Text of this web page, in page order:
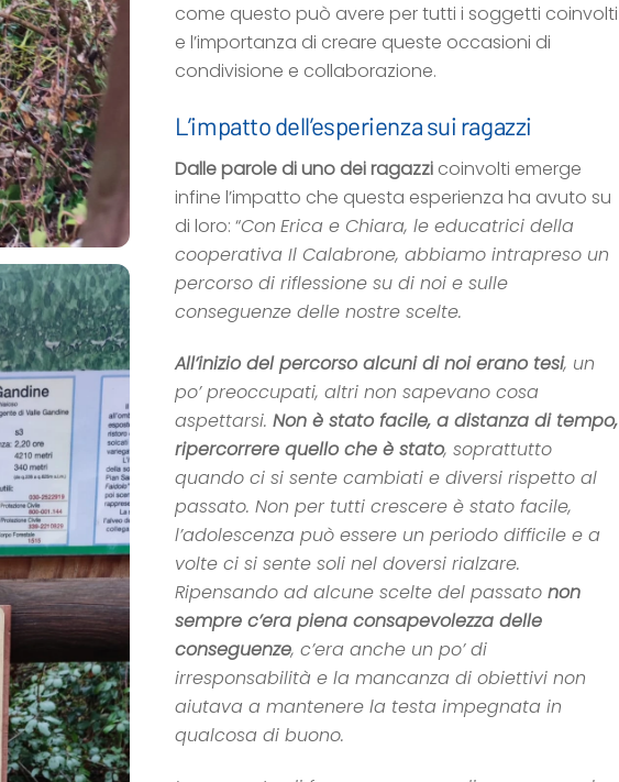
come questo può avere per tutti i soggetti coinvolti
e l’importanza di creare queste occasioni di
condivisione e collaborazione.
L’impatto dell’esperienza sui ragazzi
Dalle parole di uno dei ragazzi coinvolti emerge
infine l’impatto che questa esperienza ha avuto su
di loro: “Con Erica e Chiara, le educatrici della
cooperativa Il Calabrone, abbiamo intrapreso un
percorso di riflessione su di noi e sulle
conseguenze delle nostre scelte.
All’inizio del percorso alcuni di noi erano tesi, un
po’ preoccupati, altri non sapevano cosa
aspettarsi.Non è stato facile, a distanza di tempo,
ripercorrere quello che è stato, soprattutto
quando ci si sente cambiati e diversi rispetto al
passato. Non per tutti crescere è stato facile,
l’adolescenza può essere un periodo difficile e a
volte ci si sente soli nel doversi rialzare.
Ripensando ad alcune scelte del passatonon
sempre c’era piena consapevolezza delle
conseguenze, c’era anche un po’ di
irresponsabilità e la mancanza di obiettivi non
aiutava a mantenere la testa impegnata in
qualcosa di buono.